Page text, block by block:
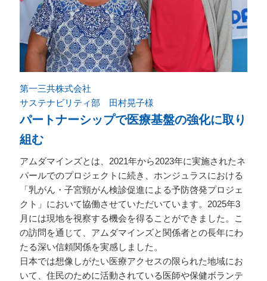
第一三共株式会社
サステナビリティ部 田村晃子様
パートナーシップで医療基盤の強化に取り
組む
アムダマインズとは、2021年から2023年に実施されたネ
パールでのプロジェクトに続き、ホンジュラスにおける
「乳がん・子宮頸がん検診促進による予防啓発プロジェ
クト」において協働させていただいています。2025年3
月には現地を視察する機会を得ることができました。こ
の訪問を通じて、アムダマインズと関係者との長年にわ
たる深い信頼関係を実感しました。
日本では想像しがたい医療アクセスの限られた地域にお
いて、住民のために活動されている医師や保健ボランテ